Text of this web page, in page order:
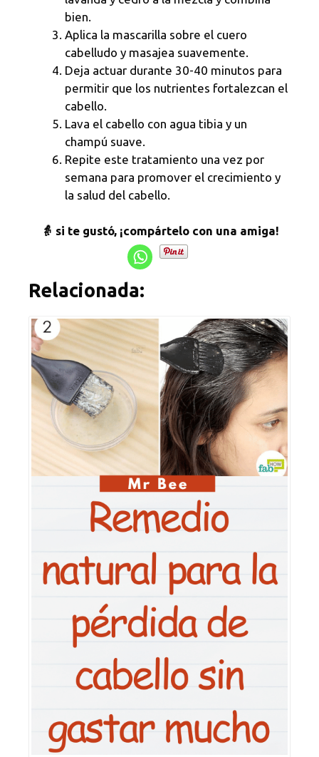
bien.
Aplica la mascarilla sobre el cuero
cabelludo y masajea suavemente.
Deja actuar durante 30-40 minutos para
permitir que los nutrientes fortalezcan el
cabello.
Lava el cabello con agua tibia y un
champú suave.
Repite este tratamiento una vez por
semana para promover el crecimiento y
la salud del cabello.
👵 si te gustó, ¡compártelo con una amiga!
Relacionada: